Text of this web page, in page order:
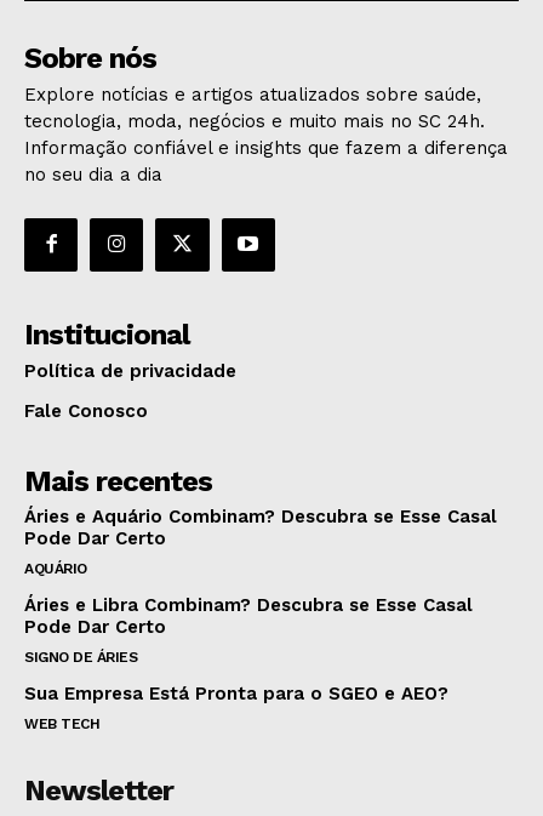
Sobre nós
Explore notícias e artigos atualizados sobre saúde,
tecnologia, moda, negócios e muito mais no SC 24h.
Informação confiável e insights que fazem a diferença
no seu dia a dia
Institucional
Política de privacidade
Fale Conosco
Mais recentes
Áries e Aquário Combinam? Descubra se Esse Casal
Pode Dar Certo
AQUÁRIO
Áries e Libra Combinam? Descubra se Esse Casal
Pode Dar Certo
SIGNO DE ÁRIES
Sua Empresa Está Pronta para o SGEO e AEO?
WEB TECH
Newsletter